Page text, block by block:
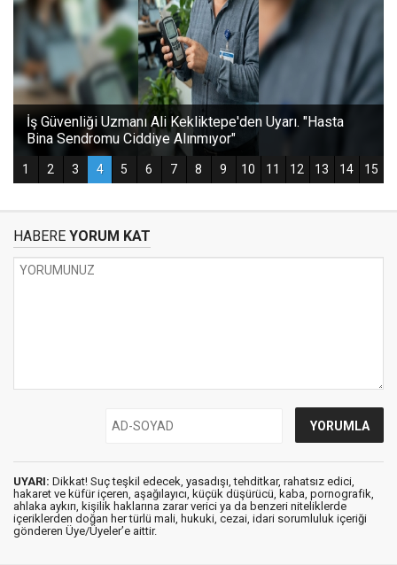
HABERE YORUM KAT
UYARI: Dikkat! Suç teşkil edecek, yasadışı, tehditkar, rahatsız edici,
hakaret ve küfür içeren, aşağılayıcı, küçük düşürücü, kaba, pornografik,
ahlaka aykırı, kişilik haklarına zarar verici ya da benzeri niteliklerde
içeriklerden doğan her türlü mali, hukuki, cezai, idari sorumluluk içeriği
gönderen Üye/Üyeler’e aittir.